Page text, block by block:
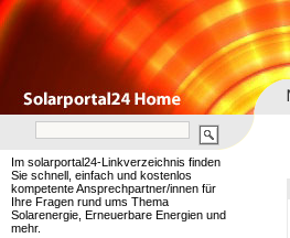
Im solarportal24-Linkverzeichnis finden
Sie schnell, einfach und kostenlos
kompetente Ansprechpartner/innen für
Ihre Fragen rund ums Thema
Solarenergie, Erneuerbare Energien und
mehr.